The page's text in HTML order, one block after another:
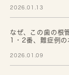
2026.01.13
なぜ、この歯の根
1・2番、難症例
2026.01.09